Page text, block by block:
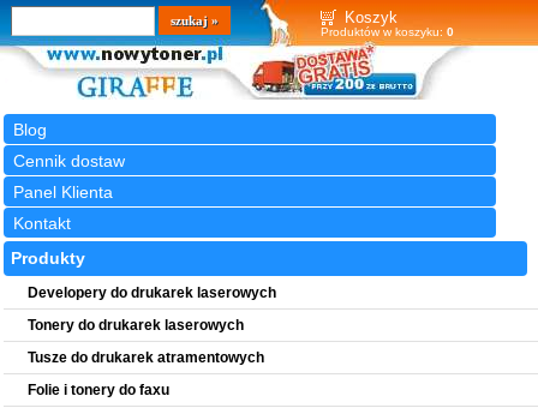
Koszyk
Produktów w koszyku: 0
Blog
Cennik dostaw
Panel Klienta
Kontakt
Wyszukiwarka
szukaj
Produkty
Developery do drukarek laserowych
Tonery do drukarek laserowych
Tusze do drukarek atramentowych
Folie i tonery do faxu